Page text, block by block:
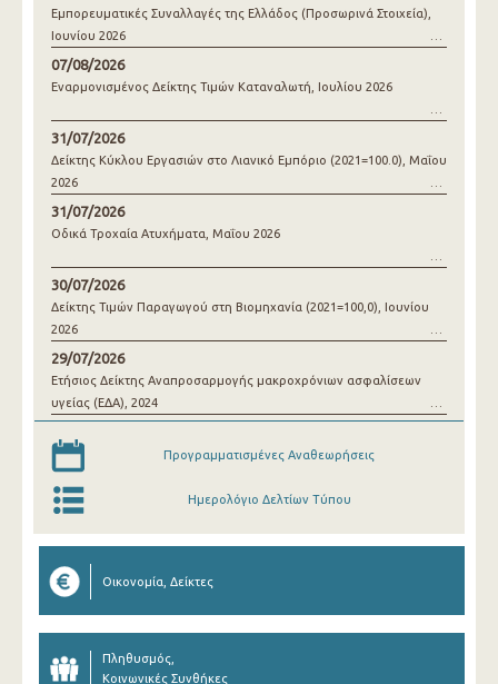
Εμπορευματικές Συναλλαγές της Ελλάδος (Προσωρινά Στοιχεία),
Ιουνίου 2026
07/08/2026
Εναρμονισμένος Δείκτης Τιμών Καταναλωτή, Ιουλίου 2026
31/07/2026
Δείκτης Κύκλου Εργασιών στο Λιανικό Εμπόριο (2021=100.0), Μαΐου
2026
31/07/2026
Οδικά Τροχαία Ατυχήματα, Μαΐου 2026
30/07/2026
Δείκτης Τιμών Παραγωγού στη Βιομηχανία (2021=100,0), Ιουνίου
2026
29/07/2026
Ετήσιος Δείκτης Αναπροσαρμογής μακροχρόνιων ασφαλίσεων
υγείας (ΕΔΑ), 2024
Προγραμματισμένες Αναθεωρήσεις
Ημερολόγιο Δελτίων Τύπου
Οικονομία, Δείκτες
Πληθυσμός,
Κοινωνικές Συνθήκες